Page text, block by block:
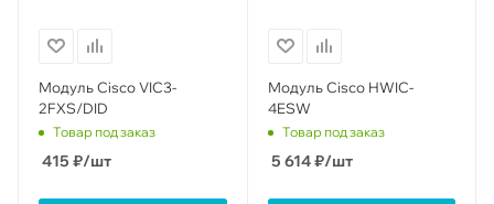
Модуль Cisco VIC3-
2FXS/DID
Товар под заказ
415 ₽/шт
Модуль Cisco HWIC-
4ESW
Товар под заказ
5 614₽/шт